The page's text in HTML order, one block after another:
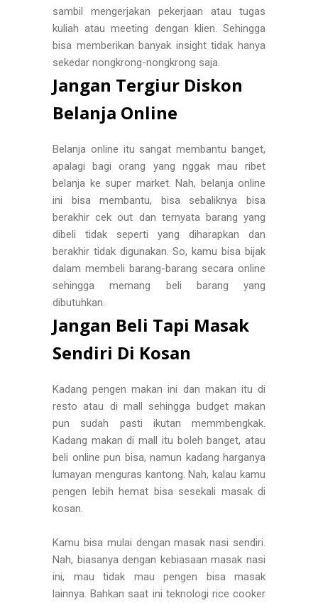
sambil mengerjakan pekerjaan atau tugas
kuliah atau meeting dengan klien. Sehingga
bisa memberikan banyak insight tidak hanya
sekedar nongkrong-nongkrong saja.
Jangan Tergiur Diskon
Belanja Online
Belanja online itu sangat membantu banget,
apalagi bagi orang yang nggak mau ribet
belanja ke super market. Nah, belanja online
ini bisa membantu, bisa sebaliknya bisa
berakhir cek out dan ternyata barang yang
dibeli tidak seperti yang diharapkan dan
berakhir tidak digunakan. So, kamu bisa bijak
dalam membeli barang-barang secara online
sehingga memang beli barang yang
dibutuhkan.
Jangan Beli Tapi Masak
Sendiri Di Kosan
Kadang pengen makan ini dan makan itu di
resto atau di mall sehingga budget makan
pun sudah pasti ikutan memmbengkak.
Kadang makan di mall itu boleh banget, atau
beli online pun bisa, namun kadang harganya
lumayan menguras kantong. Nah, kalau kamu
pengen lebih hemat bisa sesekali masak di
kosan.
Kamu bisa mulai dengan masak nasi sendiri.
Nah, biasanya dengan kebiasaan masak nasi
ini, mau tidak mau pengen bisa masak
lainnya. Bahkan saat ini teknologi rice cooker